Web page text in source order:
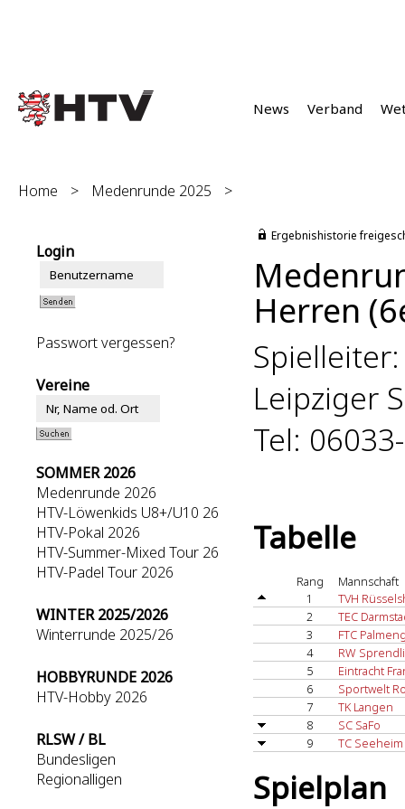
News Verband
Home > Medenrunde 2025 >
Login
Passwort vergessen?
Vereine
SOMMER 2026
Medenrunde 2026
HTV-Löwenkids U8+/U10 26
HTV-Pokal 2026
HTV-Summer-Mixed Tour 26
HTV-Padel Tour 2026
WINTER 2025/2026
Winterrunde 2025/26
HOBBYRUNDE 2026
HTV-Hobby 2026
RLSW / BL
Bundesligen
Regionalligen
Ergebnishistorie
Herren
Leipziger
Tel:
Tabelle
Rang
Mannschaft
1
TVH
2
TEC
3
FTC
4
RW
5
Eintracht
6
Sportwelt
7
TK Langen
8
SC SaFo
9
TC Seeheim
Spielplan